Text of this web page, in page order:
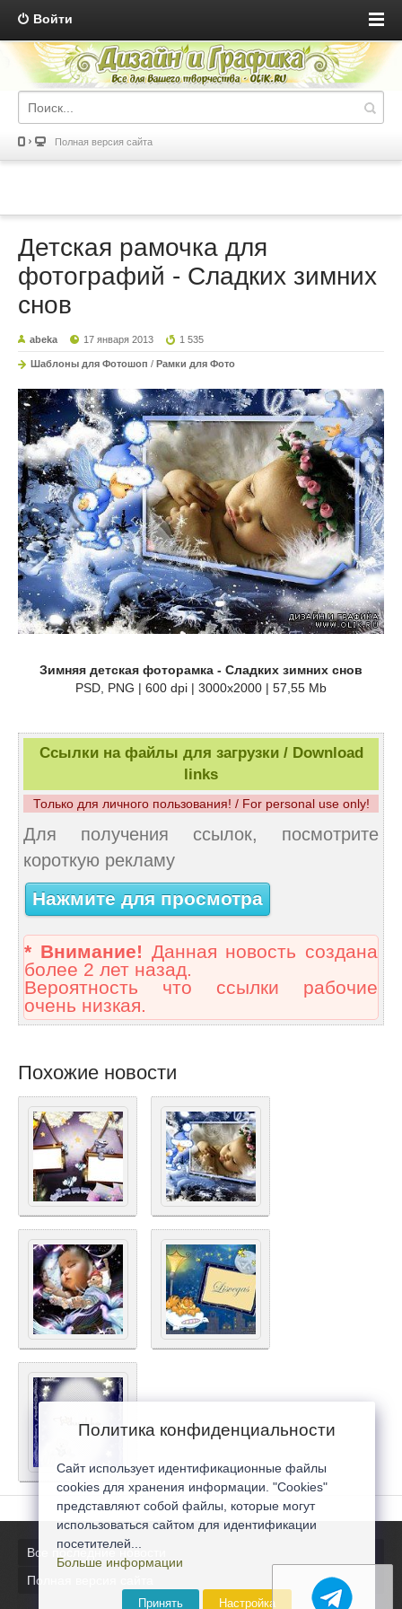
Войти
Полная версия сайта
Детская рамочка для
фотографий - Сладких зимних
снов
abeka 17 января 2013 1 535
Шаблоны для Фотошоп / Рамки для Фото
Зимняя детская фоторамка - Сладких зимних снов
PSD, PNG | 600 dpi | 3000x2000 | 57,55 Mb
Ссылки на файлы для загрузки / Download
links
Только для личного пользования! / For personal use only!
Для получения ссылок, посмотрите
короткую рекламу
Нажмите для просмотра
* Внимание! Данная новость создана
более 2 лет назад.
Вероятность что ссылки рабочие
очень низкая.
Похожие новости
Все последние новости
Полная версия сайта
Политика конфиденциальности
Сайт использует идентификационные файлы
cookies для хранения информации. "Cookies"
представляют собой файлы, которые могут
использоваться сайтом для идентификации
посетителей...
Больше информации
Принять Настройка